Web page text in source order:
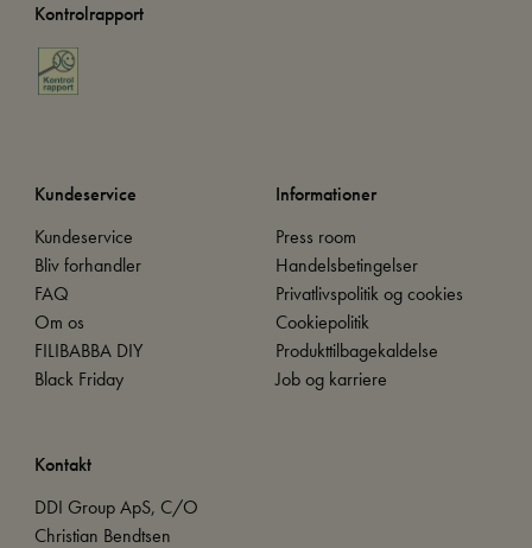
Kontrolrapport
Kundeservice
Kundeservice
Bliv forhandler
FAQ
Om os
FILIBABBA DIY
Black Friday
Informationer
Press room
Handelsbetingelser
Privatlivspolitik og cookies
Cookiepolitik
Produkttilbagekaldelse
Job og karriere
Kontakt
DDI Group ApS, C/O
Christian Bendtsen